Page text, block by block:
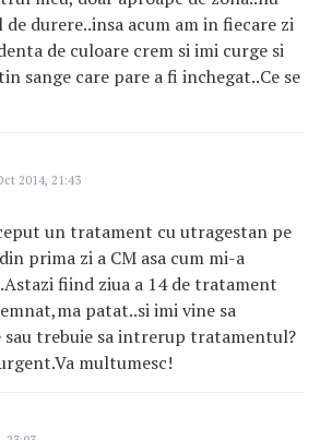
de durere..insa acum am in fiecare zi
de culoare crem si imi curge si
sange care pare a fi inchegat..Ce se
2014, 21:43
un tratament cu utragestan pe
prima zi a CM asa cum mi-a
fiind ziua a 14 de tratament
patat..si imi vine sa
sau trebuie sa intrerup tratamentul?
multumesc!